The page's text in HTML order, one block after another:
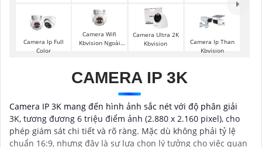
Camera Ip Full
Color
Camera Wifi
Kbvision Ngoài
Camera Ultra 2K
Kbvision
Camera Ip Than
Kbvision
CAMERA IP 3K
Camera IP 3K mang đến hình ảnh sắc nét với độ phân giải
3K, tương đương 6 triệu điểm ảnh (2.880 x 2.160 pixel), cho
phép giám sát chi tiết và rõ ràng. Mặc dù không phải tỷ lệ
chuẩn 16:9, nhưng đây là sự lựa chọn lý tưởng cho việc quan